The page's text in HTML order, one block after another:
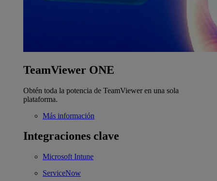
TeamViewer ONE
Obtén toda la potencia de TeamViewer en una sola
plataforma.
Más información
Integraciones clave
Microsoft Intune
ServiceNow